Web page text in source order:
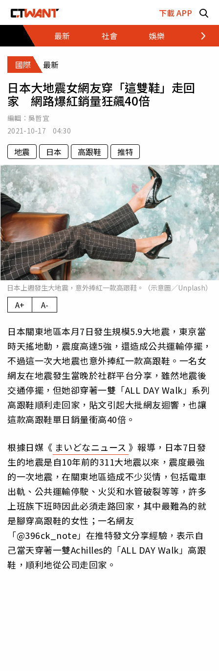
下載 APP
最新
社會 娛樂 財經
國際 最新
日本大地震女網友穿「這雙鞋」走回
家 網路爆紅銷量狂飆40倍
編輯： 吳哲宜
2021-10-17 04:30
地震 日本 高跟鞋 推特
日本上週發生大地震，意外捧紅一款高跟鞋。（示意圖／Unplash）
A+ A-
日本關東地區本月7日發生規模5.9大地震，東京當
時天搖地動，震度高達5強，還造成公共運輸停擺，
不過這一次大地震也意外捧紅一款高跟鞋。一名女
網友在地震發生當晚於社群平台分享，雖然地震後
交通停擺，但她卻穿著一雙「ALL DAY Walk」系列
高跟鞋順利走回家，貼文引起大批網友迴響，也讓
這款高跟鞋單日銷量衝高40倍。
根據日媒《 まいどなニュース 》報導，日本7日發
生的地震是自10年前的311大地震以來，震度最強
的一次地震，在關東地區造成不少災情，包括電車
出軌、公共運輸停駛、火災和水管破裂等等，許多
上班族下班時因此必須走路回家，其中最難為的就
是腳穿高跟鞋的女性；一名網友
「@396ck_note」在推特發文分享經驗，表示自
己當天穿著一雙Achilles的「ALL DAY Walk」高跟
鞋，順利地從公司走回家。